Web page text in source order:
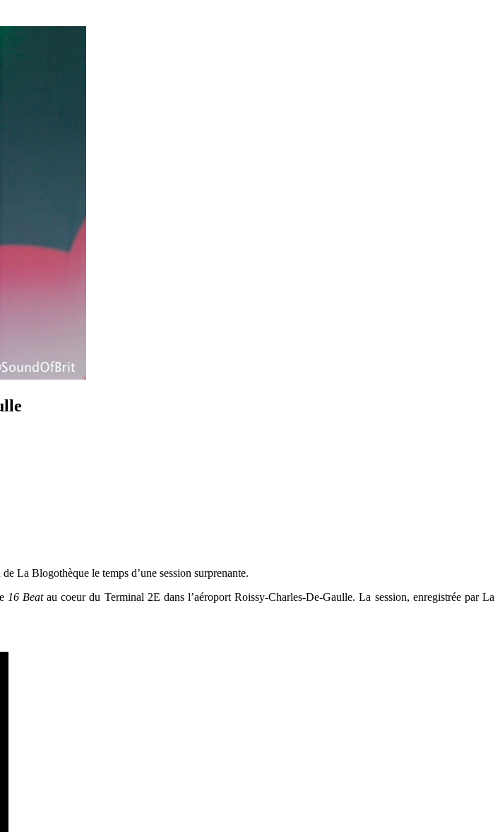
La Blogothèque le temps d’une session surprenante.
16 Beatau coeur du Terminal 2E dans l’aéroport Roissy-Charles-De-Gaulle. La session, enregistrée par La